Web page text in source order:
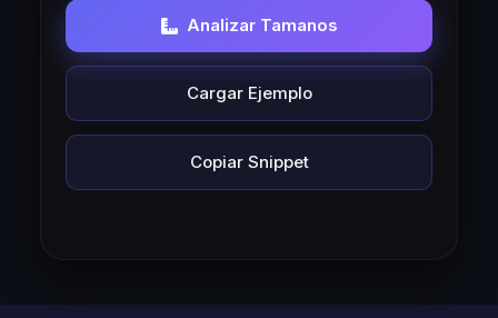
Analizar Tamanos
Cargar Ejemplo
Copiar Snippet